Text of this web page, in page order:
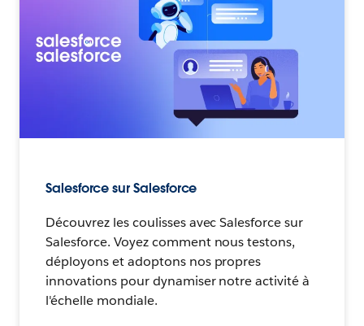
Salesforce sur Salesforce
Découvrez les coulisses avec Salesforce sur
Salesforce. Voyez comment nous testons,
déployons et adoptons nos propres
innovations pour dynamiser notre activité à
l'échelle mondiale.